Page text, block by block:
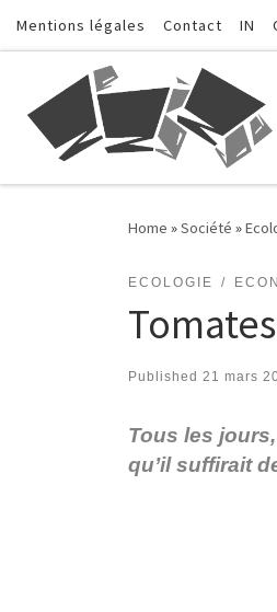
Skip to content
Mentions légales Contact IN
Home »Société »
ECOLOGIE
Published 21 mars
Tous les
qu’il suffirait